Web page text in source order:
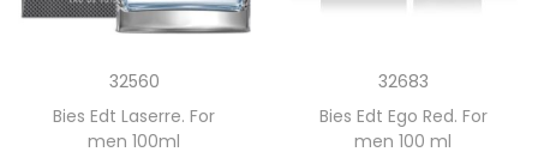
32560
Bies Edt Laserre. For
men 100ml
32683
Bies Edt Ego Red. For
men 100 ml